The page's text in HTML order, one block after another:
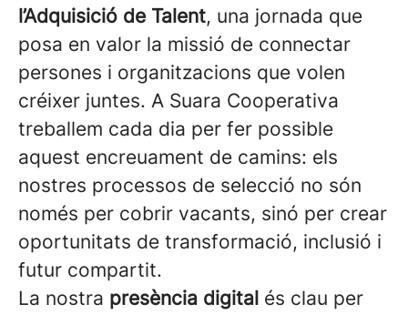
l’Adquisició de Talent, una jornada que
posa en valor la missió de connectar
persones i organitzacions que volen
créixer juntes. A Suara Cooperativa
treballem cada dia per fer possible
aquest encreuament de camins: els
nostres processos de selecció no són
només per cobrir vacants, sinó per crear
oportunitats de transformació, inclusió i
futur compartit.
La nostra presència digital és clau per